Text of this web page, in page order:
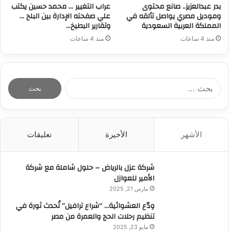
بدر عبدالعزيز.. صانع محتوى
وموديل مصري يواصل تألقه في
المملكة العربية السعودية
منذ 4 ساعات
عراب التغيير … محمد حسين يكتب
علي صفحته الإدارة بين البلح …
وتقارير البطيخ…
منذ 4 ساعات
الأشهر الأخيرة تعليقات
شركة عزل بالرياض – حلول شاملة مع شركة
الأمير للعوازل
مارس 21, 2025
ودّع العشوائية… “شراع ترافيل” تُحدث ثورة في
تنظيم رحلات الحج والعمرة من مصر
مايو 23, 2025